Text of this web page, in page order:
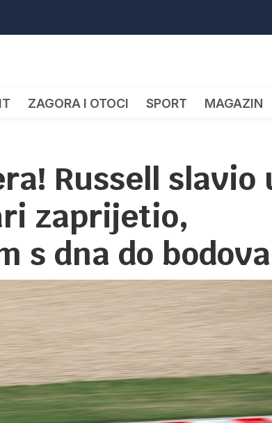
ZAGORA I OTOCI SPORT MAGAZIN
Russell slavio
zaprijetio,
s dna do bodova